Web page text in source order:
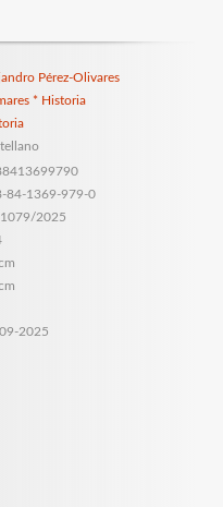
Pérez-Olivares
* Historia
84-1369-979-0
2025
2025